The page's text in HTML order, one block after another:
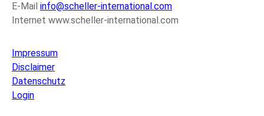
E-Mail info@scheller-international.com
Internet www.scheller-international.com
Impressum
Disclaimer
Datenschutz
Login